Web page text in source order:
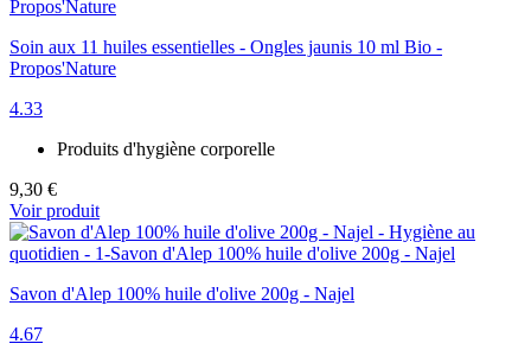
Soin aux 11 huiles essentielles - Ongles jaunis 10 ml Bio -
Propos'Nature
4.33
Produits d'hygiène corporelle
9,30 €
Voir produit
Savon d'Alep 100% huile d'olive 200g - Najel
4.67